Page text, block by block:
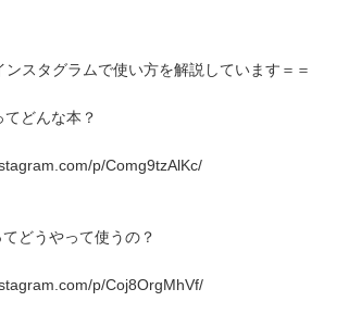
ンスタグラムで使い方を解説しています＝＝
どんな本？
p/Comg9tzAlKc/
どうやって使うの？
p/Coj8OrgMhVf/